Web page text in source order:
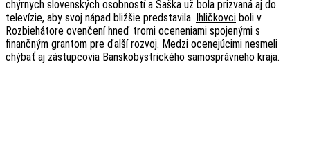
chýrnych slovenských osobností a Saška už bola prizvaná aj do
televízie, aby svoj nápad bližšie predstavila. Ihličkovci boli v
Rozbiehátore ovenčení hneď tromi oceneniami spojenými s
finančným grantom pre ďalší rozvoj. Medzi ocenejúcimi nesmeli
chýbať aj zástupcovia Banskobystrického samosprávneho kraja.